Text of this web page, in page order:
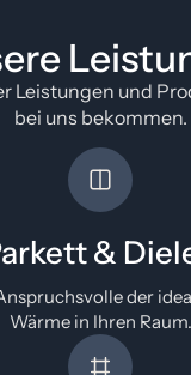
Leistungen und
bei uns bekommen.
&
der
Wärme in Ihren Raum.